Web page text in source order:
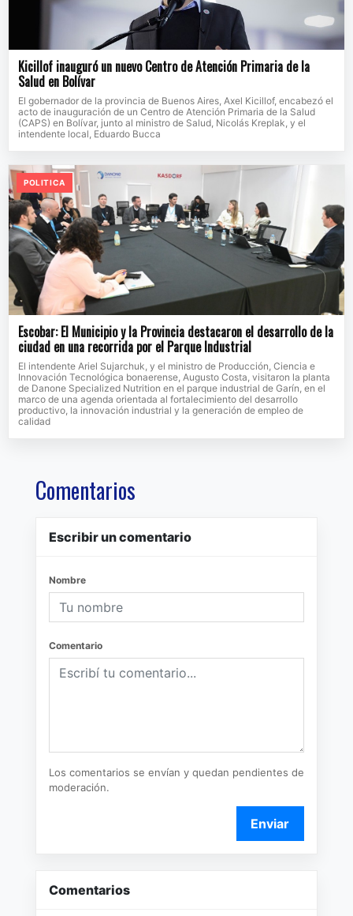
Kicillof inauguró un nuevo Centro de Atención Primaria de la
Salud en Bolívar
El gobernador de la provincia de Buenos Aires, Axel Kicillof, encabezó el
acto de inauguración de un Centro de Atención Primaria de la Salud
(CAPS) en Bolívar, junto al ministro de Salud, Nicolás Kreplak, y el
intendente local, Eduardo Bucca
POLITICA
Escobar: El Municipio y la Provincia destacaron el desarrollo de la
ciudad en una recorrida por el Parque Industrial
El intendente Ariel Sujarchuk, y el ministro de Producción, Ciencia e
Innovación Tecnológica bonaerense, Augusto Costa, visitaron la planta
de Danone Specialized Nutrition en el parque industrial de Garín, en el
marco de una agenda orientada al fortalecimiento del desarrollo
productivo, la innovación industrial y la generación de empleo de
calidad
Comentarios
Escribir un comentario
Nombre
Comentario
Los comentarios se envían y quedan pendientes de
moderación.
Enviar
Comentarios